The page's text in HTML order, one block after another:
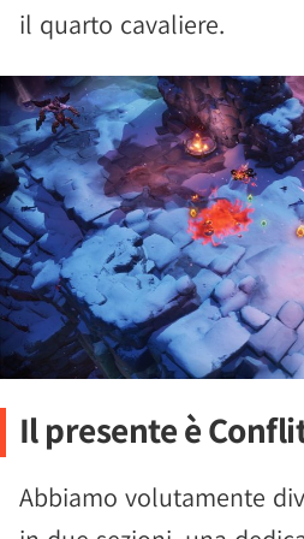
il quarto cavaliere.
Il presente è
Abbiamo volutamente